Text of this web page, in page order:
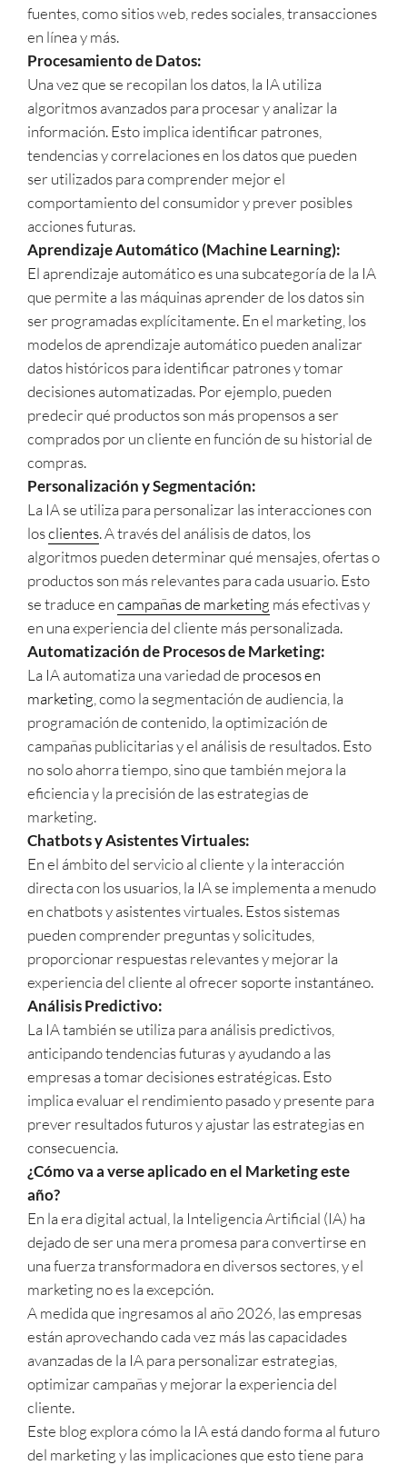
fuentes, como sitios web, redes sociales, transacciones
en línea y más.
Procesamiento de Datos:
Una vez que se recopilan los datos, la IA utiliza
algoritmos avanzados para procesar y analizar la
información. Esto implica identificar patrones,
tendencias y correlaciones en los datos que pueden
ser utilizados para comprender mejor el
comportamiento del consumidor y prever posibles
acciones futuras.
Aprendizaje Automático (Machine Learning):
El aprendizaje automático es una subcategoría de la IA
que permite a las máquinas aprender de los datos sin
ser programadas explícitamente. En el marketing, los
modelos de aprendizaje automático pueden analizar
datos históricos para identificar patrones y tomar
decisiones automatizadas. Por ejemplo, pueden
predecir qué productos son más propensos a ser
comprados por un cliente en función de su historial de
compras.
Personalización y Segmentación:
La IA se utiliza para personalizar las interacciones con
losclientes. A través del análisis de datos, los
algoritmos pueden determinar qué mensajes, ofertas o
productos son más relevantes para cada usuario. Esto
se traduce encampañas de marketing más efectivas y
en una experiencia del cliente más personalizada.
Automatización de Procesos de Marketing:
La IA automatiza una variedad de procesos en
marketing , como la segmentación de audiencia, la
programación de contenido, la optimización de
campañas publicitarias y el análisis de resultados. Esto
no solo ahorra tiempo, sino que también mejora la
eficiencia y la precisión de las estrategias de
marketing.
Chatbots y Asistentes Virtuales:
En el ámbito del servicio al cliente y la interacción
directa con los usuarios, la IA se implementa a menudo
en chatbots y asistentes virtuales. Estos sistemas
pueden comprender preguntas y solicitudes,
proporcionar respuestas relevantes y mejorar la
experiencia del cliente al ofrecer soporte instantáneo.
Análisis Predictivo:
La IA también se utiliza para análisis predictivos,
anticipando tendencias futuras y ayudando a las
empresas a tomar decisiones estratégicas. Esto
implica evaluar el rendimiento pasado y presente para
prever resultados futuros y ajustar las estrategias en
consecuencia.
¿Cómo va a verse aplicado en el Marketing este
año?
En la era digital actual, la Inteligencia Artificial (IA) ha
dejado de ser una mera promesa para convertirse en
una fuerza transformadora en diversos sectores, y el
marketing no es la excepción.
A medida que ingresamos al año 2026, las empresas
están aprovechando cada vez más las capacidades
avanzadas de la IA para personalizar estrategias,
optimizar campañas y mejorar la experiencia del
cliente.
Este blog explora cómo la IA está dando forma al futuro
del marketing y las implicaciones que esto tiene para